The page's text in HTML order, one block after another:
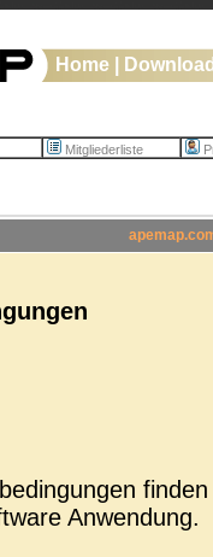
Home
Mitgliederliste
Anwendung.